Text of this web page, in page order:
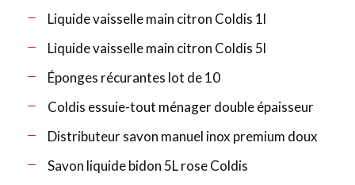
Liquide vaisselle main citron Coldis 1l
Liquide vaisselle main citron Coldis 5l
Éponges récurantes lot de 10
Coldis essuie-tout ménager double épaisseur
Distributeur savon manuel inox premium doux
Savon liquide bidon 5L rose Coldis